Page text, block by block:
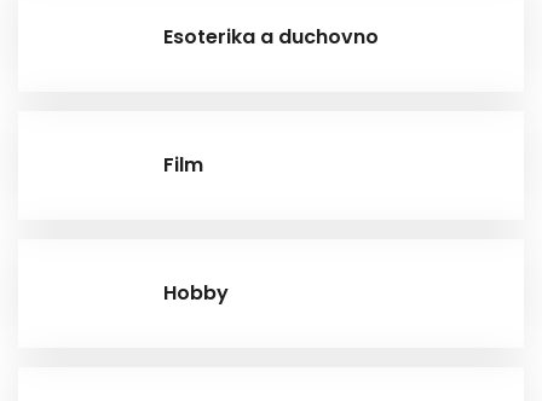
Esoterika a duchovno
Film
Hobby